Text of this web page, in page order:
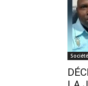
Société